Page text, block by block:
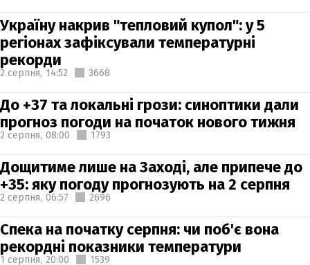
Україну накрив "тепловий купол": у 5
регіонах зафіксували температурні
рекорди
2 серпня, 14:52 3668
До +37 та локальні грози: синоптики дали
прогноз погоди на початок нового тижня
2 серпня, 08:00 1793
Дощитиме лише на Заході, але припече до
+35: яку погоду прогнозують на 2 серпня
2 серпня, 06:57 2696
Спека на початку серпня: чи поб'є вона
рекордні показники температури
1 серпня, 20:00 1539